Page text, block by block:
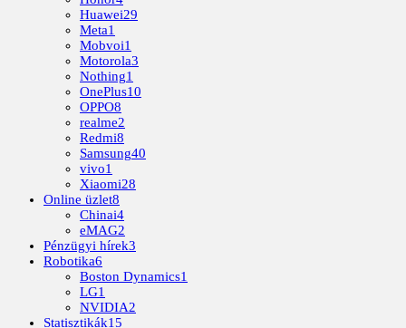
Huawei29
Meta1
Mobvoi1
Motorola3
Nothing1
OnePlus10
OPPO8
realme2
Redmi8
Samsung40
vivo1
Xiaomi28
Online üzlet8
Chinai4
eMAG2
Pénzügyi hírek3
Robotika6
Boston Dynamics1
LG1
NVIDIA2
Statisztikák15